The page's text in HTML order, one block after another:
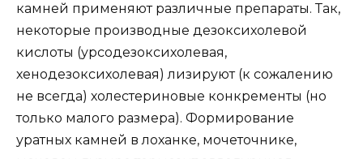
камней применяют различные препараты. Так,
некоторые производные дезоксихолевой
кислоты (урсодезоксихолевая,
хенодезоксихолевая) лизируют (к сожалению
не всегда) холестериновые конкременты (но
только малого размера). Формирование
уратных камней в лоханке, мочеточнике,